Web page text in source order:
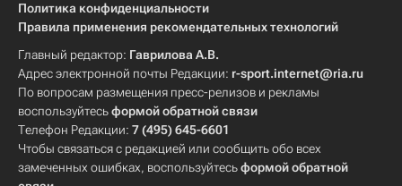
Политика конфиденциальности
Правила применения рекомендательных технологий
Главный редактор: Гаврилова А.В.
Адрес электронной почты Редакции: r-sport.internet@ria.ru
По вопросам размещения пресс-релизов и рекламы
воспользуйтесьформой обратной связи
Телефон Редакции: 7 (495) 645-6601
Чтобы связаться с редакцией или сообщить обо всех
замеченных ошибках, воспользуйтесьформой обратной